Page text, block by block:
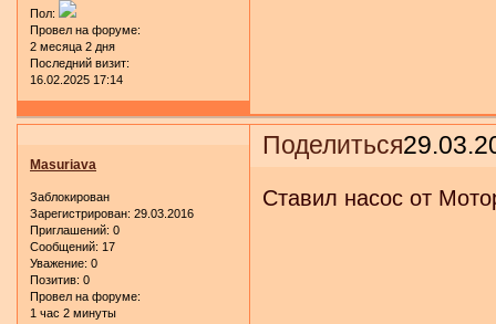
Пол:
Провел на форуме:
2 месяца 2 дня
Последний визит:
16.02.2025 17:14
Поделиться
Masuriava
Заблокирован
Зарегистрирован: 29.03.2016
Приглашений: 0
Сообщений: 17
Уважение: 0
Позитив: 0
Провел на форуме:
1 час 2 минуты
Ставил насос от